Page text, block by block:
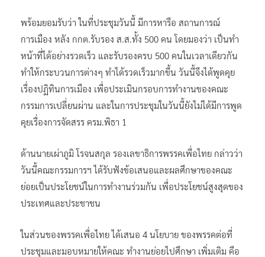
พร้อมยอมรับว่า ในที่ประชุมวันนี้ มีการหารือ สถานการณ์
การเมือง หลัง กกต.รับรอง ส.ส.ทั้ง 500 คน โดยมองว่า เป็นทำ
หน้าที่ได้อย่างรวดเร็ว และรับรองครบ 500 คนในเวลาเดียวกัน
ทำให้กระบวนการต่างๆ ทำได้รวดเร็วมากขึ้น วันนี้จึงได้พูดคุย
เรื่องปฏิทินการเมือง เพื่อประเมินกรอบการทำงานของคณะ
กรรมการเปลี่ยนผ่าน และในการประชุมในวันนี้ยังไม่ได้มีการพูด
คุยเรื่องการจัดสรร ครม.พิธา 1
ด้านนายเผ่าภูมิ โรจนสกุล รองเลขาธิการพรรคเพื่อไทย กล่าวว่า
วันนี้คณะกรรมการฯ ได้รับฟังข้อเสนอและผลศึกษาของคณะ
ย่อยเป็นประโยชน์ในการทำงานร่วมกัน เพื่อประโยชน์สูงสุดของ
ประเทศและประชาชน
ในส่วนของพรรคเพื่อไทย ได้เสนอ 4 นโยบาย ของพรรคต่อที่
ประชุมและมอบหมายให้คณะ ทำงานย่อยไปศึกษา เพิ่มเติม คือ